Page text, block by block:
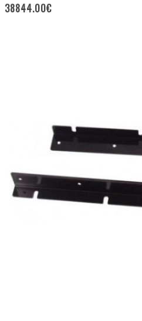
38844.00€